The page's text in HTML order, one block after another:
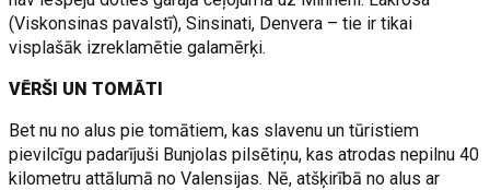
(Viskonsinas pavalstī), Sinsinati, Denvera – tie ir tikai
visplašāk izreklamētie galamērķi.
VĒRŠI UN TOMĀTI
Bet nu no alus pie tomātiem, kas slavenu un tūristiem
pievilcīgu padarījuši Bunjolas pilsētiņu, kas atrodas nepilnu 40
kilometru attālumā no Valensijas. Nē, atšķirībā no alus ar